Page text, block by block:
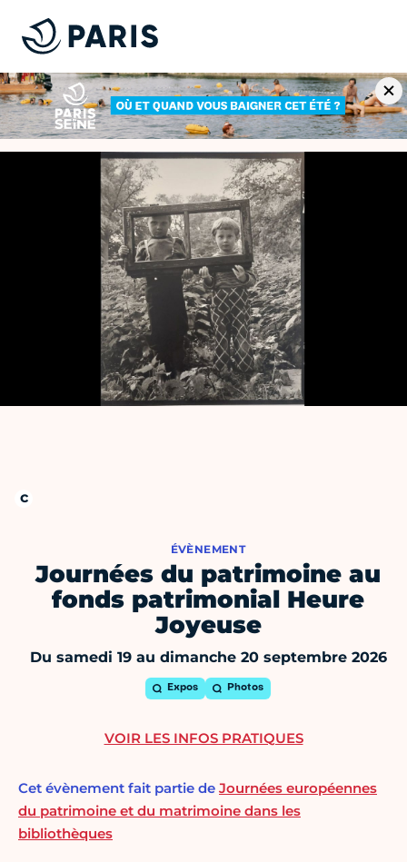
ÉVÈNEMENT
Journées du patrimoine au
fonds patrimonial Heure
Joyeuse
Du samedi 19 au dimanche 20 septembre 2026
Expos Photos
Cet évènement fait partie de Journées européennes
du patrimoine et du matrimoine dans les
bibliothèques
VOIR LES INFOS PRATIQUES